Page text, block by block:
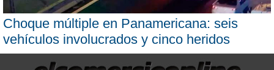
Choque múltiple en Panamericana: seis
vehículos involucrados y cinco heridos